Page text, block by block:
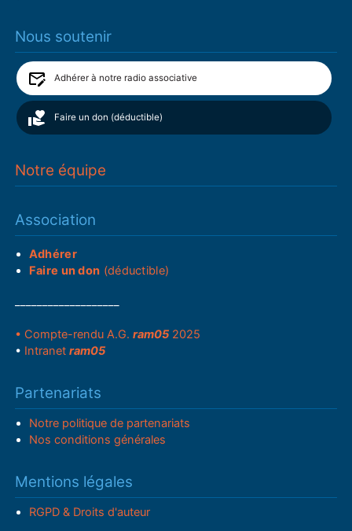
Nous soutenir
Adhérer à notre radio associative
Faire un don (déductible)
Notre équipe
Association
Adhérer
Faire un don (déductible)
• Compte-rendu A.G.ram05 2025
• Intranetram05
Partenariats
Notre politique de partenariats
Nos conditions générales
Mentions légales
RGPD & Droits d'auteur